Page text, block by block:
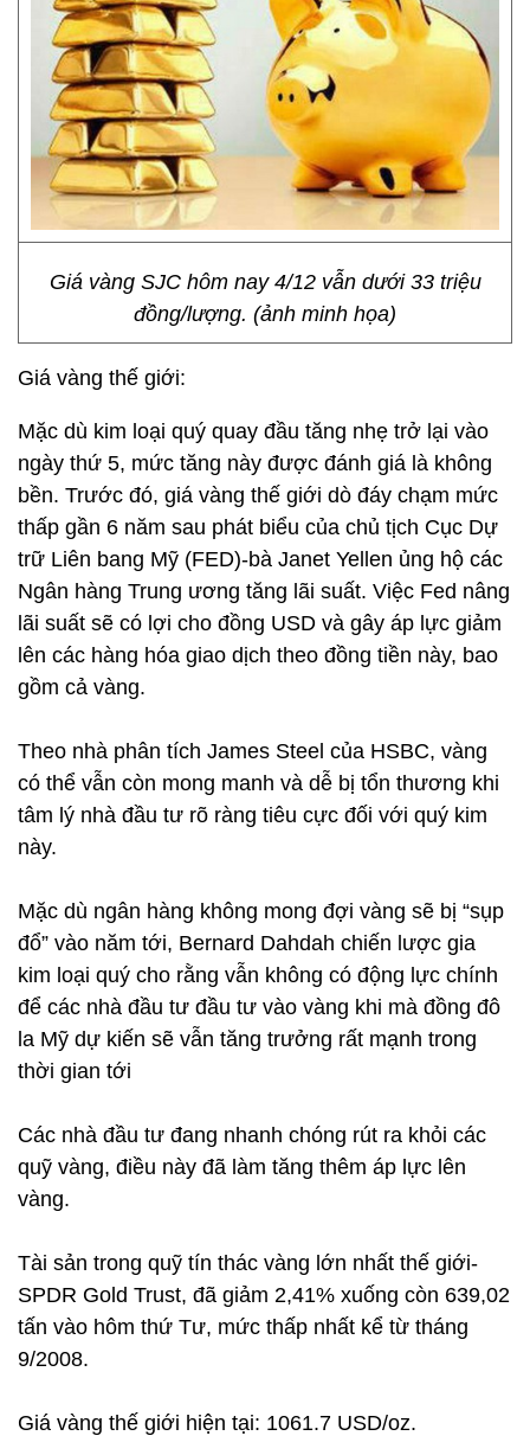
Giá vàng SJC hôm nay 4/12 vẫn dưới 33 triệu
đồng/lượng. (ảnh minh họa)
Giá vàng thế giới:
Mặc dù kim loại quý quay đầu tăng nhẹ trở lại vào
ngày thứ 5, mức tăng này được đánh giá là không
bền. Trước đó, giá vàng thế giới dò đáy chạm mức
thấp gần 6 năm sau phát biểu của chủ tịch Cục Dự
trữ Liên bang Mỹ (FED)-bà Janet Yellen ủng hộ các
Ngân hàng Trung ương tăng lãi suất. Việc Fed nâng
lãi suất sẽ có lợi cho đồng USD và gây áp lực giảm
lên các hàng hóa giao dịch theo đồng tiền này, bao
gồm cả vàng.
Theo nhà phân tích James Steel của HSBC, vàng
có thể vẫn còn mong manh và dễ bị tổn thương khi
tâm lý nhà đầu tư rõ ràng tiêu cực đối với quý kim
này.
Mặc dù ngân hàng không mong đợi vàng sẽ bị “sụp
đổ” vào năm tới, Bernard Dahdah chiến lược gia
kim loại quý cho rằng vẫn không có động lực chính
để các nhà đầu tư đầu tư vào vàng khi mà đồng đô
la Mỹ dự kiến sẽ vẫn tăng trưởng rất mạnh trong
thời gian tới
Các nhà đầu tư đang nhanh chóng rút ra khỏi các
quỹ vàng, điều này đã làm tăng thêm áp lực lên
vàng.
Tài sản trong quỹ tín thác vàng lớn nhất thế giới-
SPDR Gold Trust, đã giảm 2,41% xuống còn 639,02
tấn vào hôm thứ Tư, mức thấp nhất kể từ tháng
9/2008.
Giá vàng thế giới hiện tại: 1061.7 USD/oz.